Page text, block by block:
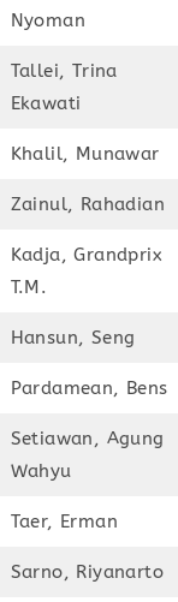
Nyoman
Tallei, Trina
Ekawati
Khalil, Munawar
Zainul, Rahadian
Kadja, Grandprix
T.M.
Hansun, Seng
Pardamean, Bens
Setiawan, Agung
Wahyu
Taer, Erman
Sarno, Riyanarto